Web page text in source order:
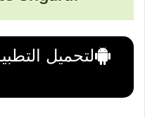
لتحميل